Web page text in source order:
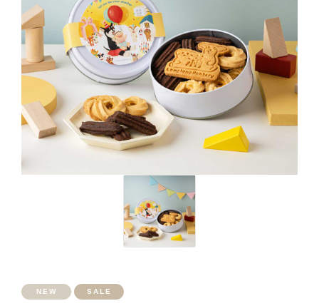
NEW SALE